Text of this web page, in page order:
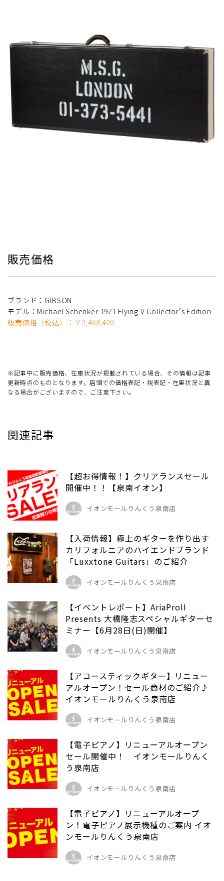
販売価格
ブランド：GIBSON
モデル：Michael Schenker 1971 Flying V Collector’s Edition
販売価格（税込）：￥2,468,400
※記事中に販売価格、在庫状況が掲載されている場合、その情報は記事
更新時点のものとなります。店頭での価格表記・税表記・在庫状況と異
なる場合がございますので、ご注意下さい。
関連記事
【超お得情報！】クリアランスセール
開催中！！【泉南イオン】
イオンモールりんくう泉南店
【入荷情報】極上のギターを作り出す
カリフォルニアのハイエンドブランド
「Luxxtone Guitars」のご紹介
イオンモールりんくう泉南店
【イベントレポート】AriaProII
Presents 大橋隆志スペシャルギターセ
ミナー【6月28日(日)開催】
イオンモールりんくう泉南店
【アコースティックギター】リニュー
アルオープン！セール商材のご紹介♪
イオンモールりんくう泉南店
イオンモールりんくう泉南店
【電子ピアノ】リニューアルオープン
セール開催中！ イオンモールりんく
う泉南店
イオンモールりんくう泉南店
【電子ピアノ】リニューアルオープ
ン！電子ピアノ展示機種のご案内 イオ
ンモールりんくう泉南店
イオンモールりんくう泉南店